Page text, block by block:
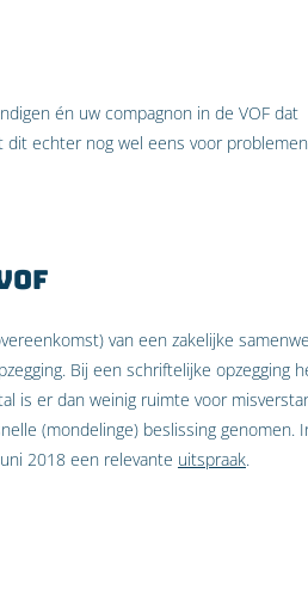
én uw compagnon in de VOF dat
dit echter nog wel eens voor
van een zakelijke
Bij een schriftelijke opzegging
is er dan weinig ruimte voor
(mondelinge) beslissing genomen.
2018 een relevante uitspraak.